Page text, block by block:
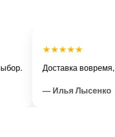
★★★★★
Доставка вовремя, всё
— Илья Лысенко